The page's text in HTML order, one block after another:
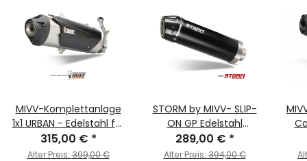
MIVV-Komplettanlage
1x1 URBAN - Edelstahl für
YAMAHA - X-CITY 125
BJ. 2008 > 2016 -
315,00 € *
Alter Preis:399,00 €
STORM by MIVV- SLIP-
ON GP Edelstahl
schwarz mit
Carbonendkappe für
289,00 € *
Alter Preis:394,00 €